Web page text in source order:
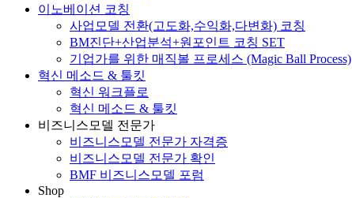
이노베이션 코칭
사업모델 전환(고도화,수익화,다변화) 코칭
BM진단+산업분석+원포인트 코칭 SET
기업가를 위한 매직볼 프로세스 (Magic Ball Process)
혁신 메소드 & 툴킷
혁신 워크플로
혁신 메소드 & 툴킷
비즈니스모델 전문가
비즈니스모델 전문가 자격증
비즈니스모델 전문가 확인
BMF 비즈니스모델 포럼
Shop